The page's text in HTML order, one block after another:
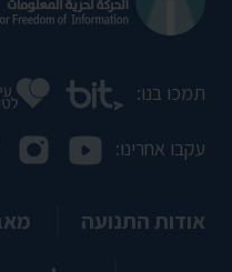
תמכו בנו:
עקבו אחרינו:
אודות התנועה